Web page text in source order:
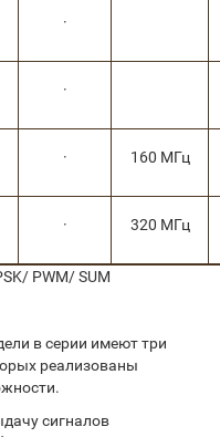
·
·
· 160 МГц
· 320 МГц
PWM/ SUM
в серии имеют три
реализованы
сигналов